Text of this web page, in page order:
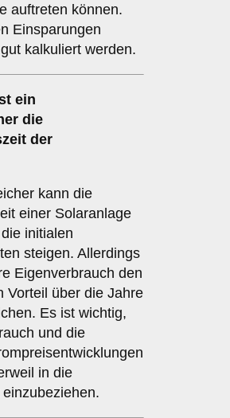
auftreten können.
Einsparungen
kalkuliert werden.
ein
die
der
kann die
einer Solaranlage
initialen
steigen. Allerdings
Eigenverbrauch den
Vorteil über die Jahre
Es ist wichtig,
und die
in die